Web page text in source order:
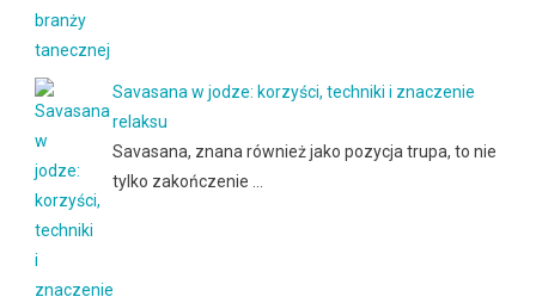
Savasana w jodze: korzyści, techniki i znaczenie
relaksu
Savasana, znana również jako pozycja trupa, to nie
tylko zakończenie …